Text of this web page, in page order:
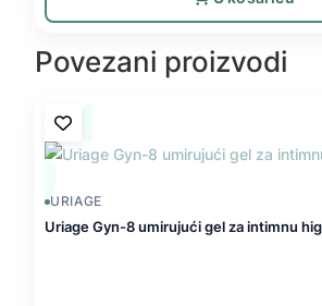
Povezani proizvodi
URIAGE
Uriage Gyn-8 umirujući gel za intimnu